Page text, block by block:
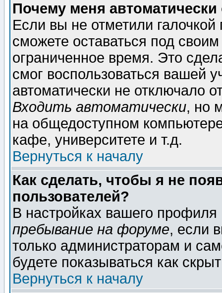
Почему меня автоматически
Если вы не отметили галочкой
сможете оставаться под
ограниченное время. Это
смог воспользоваться вашей
автоматически не отключало
Входить автоматически, но
на общедоступном
кафе, университете и т.д.
Вернуться к началу
Как сделать, чтобы я не
пользователей?
В настройках вашего
пребывание на форуме, если
только администраторам и
будете показываться как
Вернуться к началу